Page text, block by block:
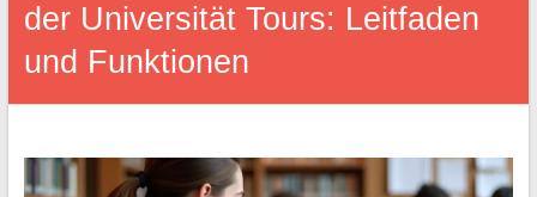
der Universität Tours: Leitfaden
und Funktionen